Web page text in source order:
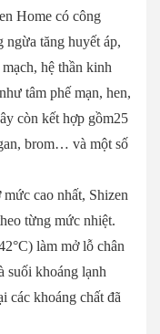
Home có công
tăng huyết áp,
hệ thần kinh
tâm phế mạn, hen,
còn kết hợp gồm25
brom… và một số
cao nhất, Shizen
từng mức nhiệt.
làm mở lỗ chân
suối khoáng lạnh
các khoáng chất đã